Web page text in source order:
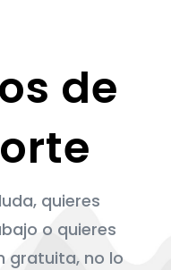
de
quieres
o quieres
gratuita, no lo